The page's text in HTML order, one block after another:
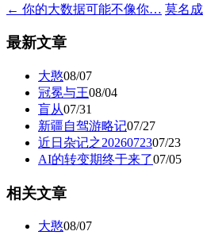
← 你的大数据可能不像你… 莫名
最新文章
大憨08/07
冠冕与王08/04
盲从07/31
新疆自驾游略记07/27
近日杂记之2026072307/23
AI的转变期终于来了07/05
相关文章
大憨08/07